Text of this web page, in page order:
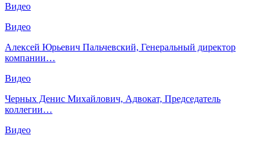
Видео
Видео
Алексей Юрьевич Пальчевский, Генеральный директор
компании…
Видео
Черных Денис Михайлович, Адвокат, Председатель
коллегии…
Видео